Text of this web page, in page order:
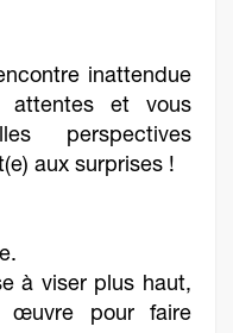
inattendue
attentes et vous
perspectives
aux surprises !
à viser plus haut,
pour faire